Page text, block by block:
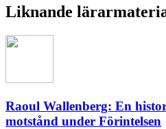
Liknande
Raoul Wallenberg: En
motstånd under Förintelsen